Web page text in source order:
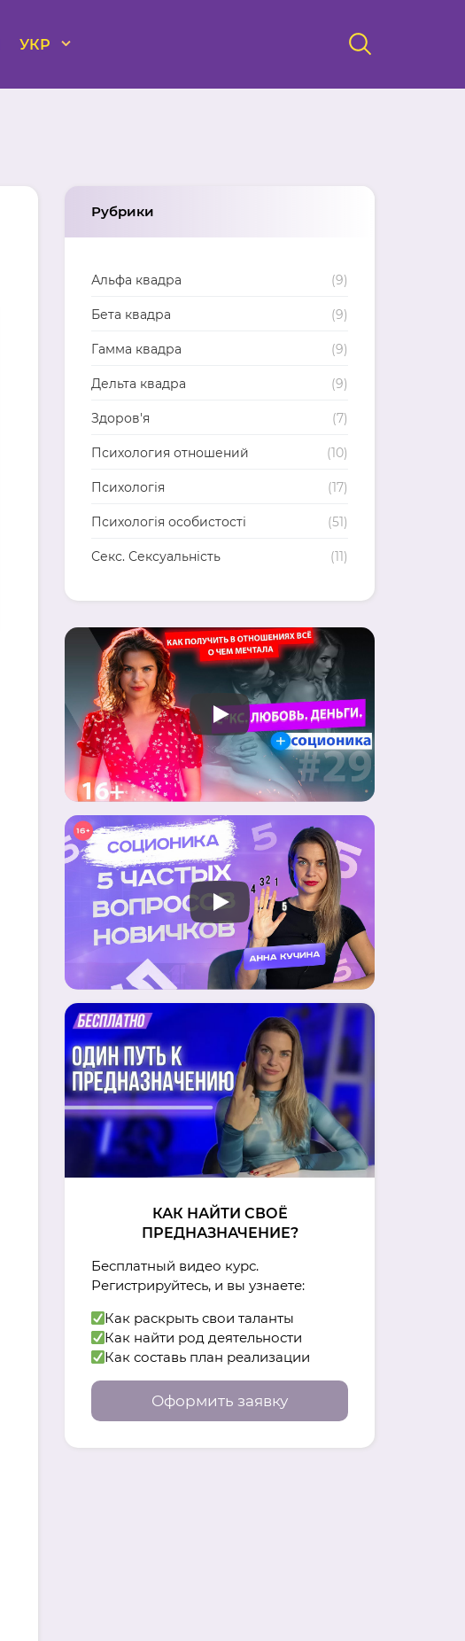
УКР
Рубрики
Альфа квадра (9)
Бета квадра (9)
Гамма квадра (9)
Дельта квадра (9)
Здоров'я (7)
Психология отношений (10)
Психологія (17)
Психологія особистості (51)
Секс. Сексуальність (11)
КАК НАЙТИ СВОЁ
ПРЕДНАЗНАЧЕНИЕ?
Бесплатный видео курс.
Регистрируйтесь, и вы узнаете:
Как раскрыть свои таланты
Как найти род деятельности
Как составь план реализации
Оформить заявку